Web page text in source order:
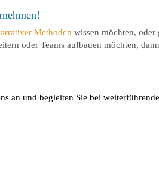
Methoden wissen möchten,
oder Teams aufbauen möchten, dann
an und begleiten Sie bei